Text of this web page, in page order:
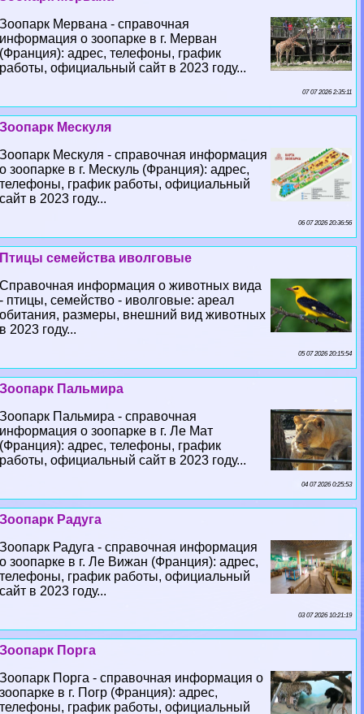
Зоопарк Мервана - справочная
информация о зоопарке в г. Мерван
(Франция): адрес, телефоны, график
работы, официальный сайт в 2023 году...
07 07 2026 2:35:11
Зоопарк Мескуля
Зоопарк Мескуля - справочная информация
о зоопарке в г. Мескуль (Франция): адрес,
телефоны, график работы, официальный
сайт в 2023 году...
06 07 2026 20:36:56
Птицы семейства иволговые
Справочная информация о животных вида
- птицы, семейство - иволговые: ареал
обитания, размеры, внешний вид животных
в 2023 году...
05 07 2026 20:15:54
Зоопарк Пальмира
Зоопарк Пальмира - справочная
информация о зоопарке в г. Ле Мат
(Франция): адрес, телефоны, график
работы, официальный сайт в 2023 году...
04 07 2026 0:25:53
Зоопарк Радуга
Зоопарк Радуга - справочная информация
о зоопарке в г. Ле Вижан (Франция): адрес,
телефоны, график работы, официальный
сайт в 2023 году...
03 07 2026 10:21:19
Зоопарк Порга
Зоопарк Порга - справочная информация о
зоопарке в г. Погр (Франция): адрес,
телефоны, график работы, официальный